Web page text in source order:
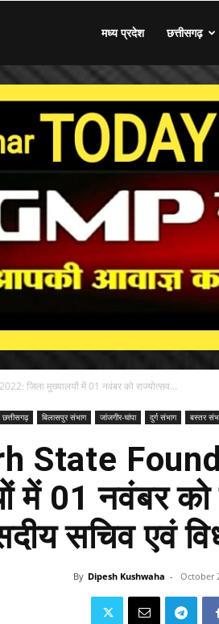
मध्य प्रदेश छत्तीसगढ़
जिला मुख्यालयों में 01 नवंबर को राज्योत्सव...
छत्तीसगढ़ बिलासपुर संभाग जांजगीर-चांपा दुर्ग संभाग बस्तर
State
में 01 नवंबर को
सचिव एवं
By Dipesh Kushwaha - October